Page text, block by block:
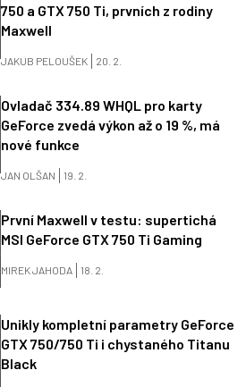
750 a GTX 750 Ti, prvních z rodiny
Maxwell
JAKUB PELOUŠEK 20. 2.
Ovladač 334.89 WHQL pro karty
GeForce zvedá výkon až o 19 %, má
nové funkce
JAN OLŠAN 19. 2.
První Maxwell v testu: supertichá
MSI GeForce GTX 750 Ti Gaming
MIREK JAHODA 18. 2.
Unikly kompletní parametry GeForce
GTX 750/750 Ti i chystaného Titanu
Black